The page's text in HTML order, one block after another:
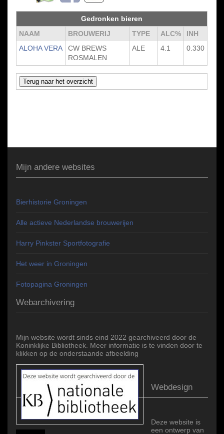
Gedronken bieren
NAAM
BROUWERIJ TYPE ALC%
INH
ALOHA VERA
CW BREWS
ROSMALEN
ALE 4.1 0.330
Mijn andere websites
Bierhistorie Groningen
Alle actieve Nederlandse brouwerijen
Harry Pinkster Sportfotografie
Het weer in Groningen
Fotopagina Groningen
Webarchivering
Mijn website wordt sinds eind 2022 gearchiveerd door de
Koninklijke Bibliotheek. Meer informatie is te vinden door te
klikken op de onderstaande afbeelding
Webdesign
Deze website is
een ontwerp van